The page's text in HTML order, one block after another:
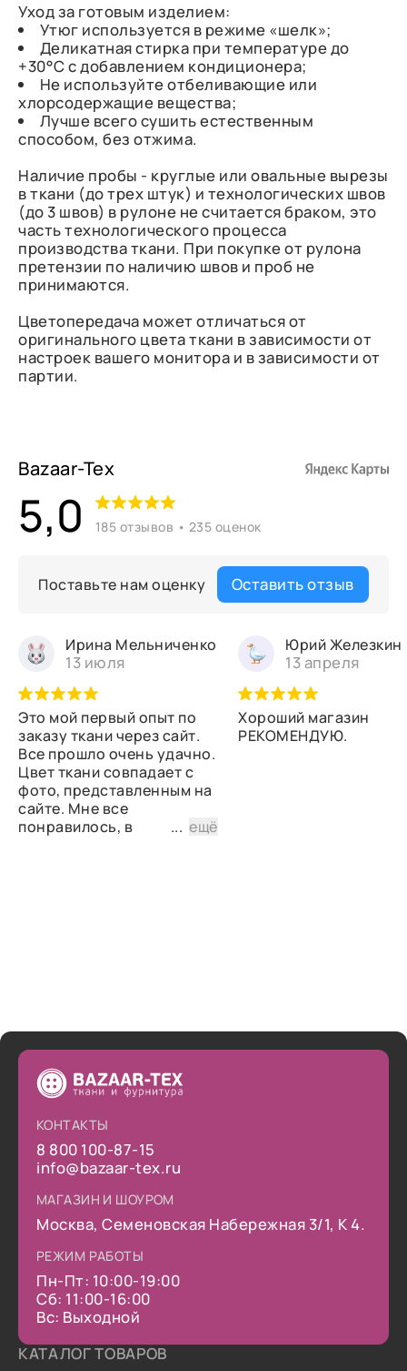
Уход за готовым изделием:
Утюг используется в режиме «шелк»;
Деликатная стирка при температуре до
+30°C с добавлением кондиционера;
Не используйте отбеливающие или
хлорсодержащие вещества;
Лучше всего сушить естественным
способом, без отжима.
Наличие пробы - круглые или овальные вырезы
в ткани (до трех штук) и технологических швов
(до 3 швов) в рулоне не считается браком, это
часть технологического процесса
производства ткани. При покупке от рулона
претензии по наличию швов и проб не
принимаются.
Цветопередача может отличаться от
оригинального цвета ткани в зависимости от
настроек вашего монитора и в зависимости от
партии.
Bazaar-Tex
5,0 185 отзывов • 235 оценок
Поставьте нам оценку Оставить отзыв
Ирина Мельниченко
13 июля
Это мой первый опыт по
заказу ткани через сайт.
Все прошло очень удачно.
Цвет ткани совпадает с
фото, представленным на
сайте. Мне все
понравилось, в
...ещё
Юрий Железкин
13 апреля
Хороший магазин
РЕКОМЕНДУЮ.
КОНТАКТЫ
8 800 100-87-15
info@bazaar-tex.ru
МАГАЗИН И ШОУРОМ
Москва, Семеновская Набережная 3/1, К 4.
РЕЖИМ РАБОТЫ
Пн-Пт: 10:00-19:00
Сб: 11:00-16:00
Вс: Выходной
КАТАЛОГ ТОВАРОВ